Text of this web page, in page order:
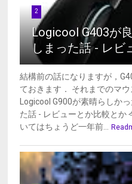
2
Logicool G403が
しまった話 - レビ
結構前の話になりますが，
ておきます． それまでのマ
Logicool G900が素晴らしか
た話 - レビューとか比較とか
いてはちょうど一年前...